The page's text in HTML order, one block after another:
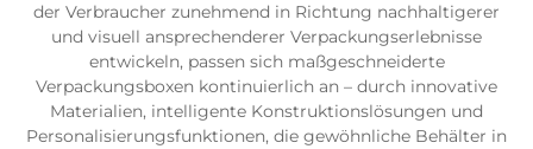
der Verbraucher zunehmend in Richtung nachhaltigerer
und visuell ansprechenderer Verpackungserlebnisse
entwickeln, passen sich maßgeschneiderte
Verpackungsboxen kontinuierlich an – durch innovative
Materialien, intelligente Konstruktionslösungen und
Personalisierungsfunktionen, die gewöhnliche Behälter in